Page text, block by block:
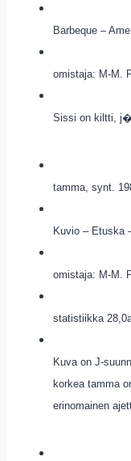
Barbeque –
omistaja: M-M.
Sissi on kiltti,
tamma, synt.
Kuvio – Etuska
omistaja: M-M.
statistiikka
Kuva on J-
korkea tamma
erinomainen